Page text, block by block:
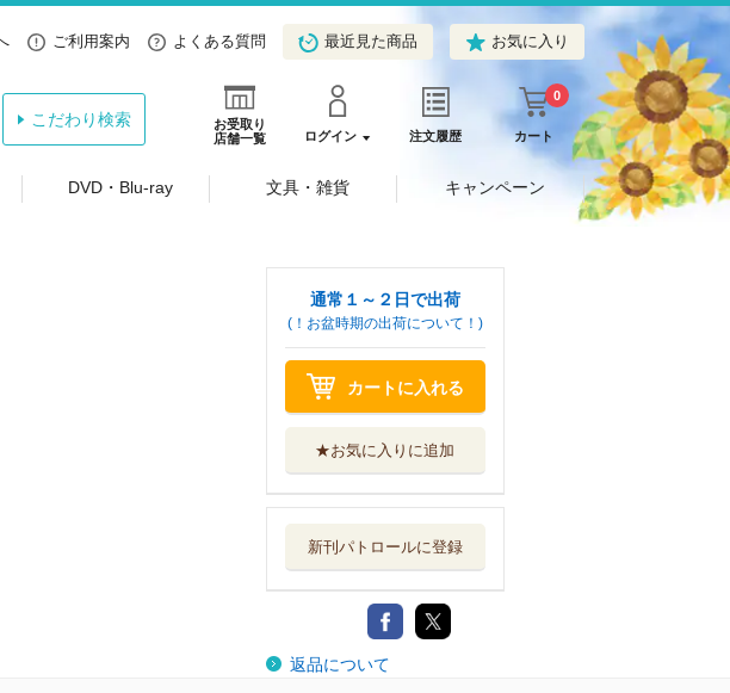
ご利用案内 よくある質問 最近見た商品 お気に入り
お受取り
店舗一覧
ログイン 注文履歴 カート
0
こだわり検索
DVD・Blu-ray 文具・雑貨 キャンペーン
通常１～２日で出荷
(！お盆時期の出荷について！)
カートに入れる
★お気に入りに追加
新刊パトロールに登録
返品について